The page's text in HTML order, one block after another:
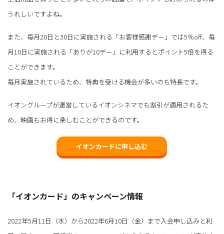
うれしいですよね。
また、毎月20日と30日に実施される「お客様感謝デー」では5％off、毎
月10日に実施される「ありが10デー」に利用するとポイント5倍を得る
ことができます。
毎月実施されているため、特典を受ける機会が多いのも特長です。
イオングループが運営しているイオンシネマでも割引が適用されるた
め、映画もお得に楽しむことができるのです。
イオンカードに申し込む
「イオンカード」のキャンペーン情報
2022年5月11日（水）から2022年6月10日（金）まで入会申し込みと利